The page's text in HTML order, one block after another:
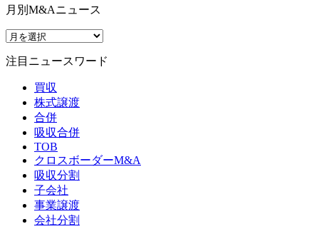
月別M&Aニュース
注目ニュースワード
買収
株式譲渡
合併
吸収合併
TOB
クロスボーダーM&A
吸収分割
子会社
事業譲渡
会社分割